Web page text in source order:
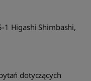
1 Higashi Shimbashi,
dotyczących